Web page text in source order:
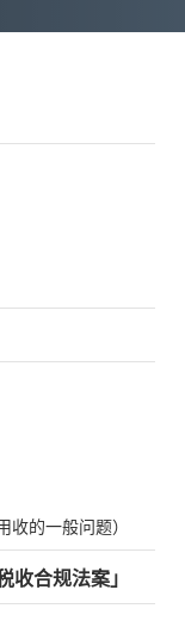
收的一般问题）
收合规法案」